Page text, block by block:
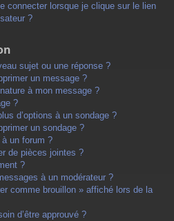
connecter lorsque je clique sur le lien
?
sujet ou une réponse ?
un message ?
à mon message ?
?
d’options à un sondage ?
un sondage ?
un forum ?
de pièces jointes ?
?
à un modérateur ?
comme brouillon » affiché lors de la
d’être approuvé ?